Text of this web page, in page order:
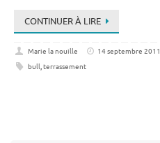
CONTINUER À LIRE
Marie la nouille 14 septembre 2011
bull,terrassement